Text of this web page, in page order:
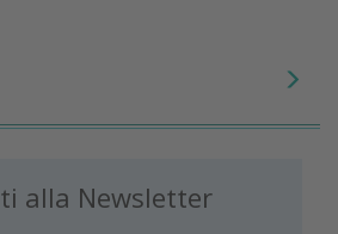
alla Newsletter